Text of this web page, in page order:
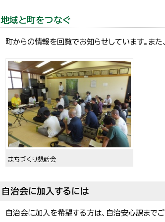
地域と町をつなぐ
町からの情報を回覧でお知らせしています。ま
まちづくり懇話会
自治会に加入するには
自治会に加入を希望する方は、自治安心課までご